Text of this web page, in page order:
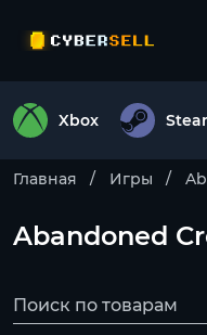
Xbox
Главная Игры
Abandoned